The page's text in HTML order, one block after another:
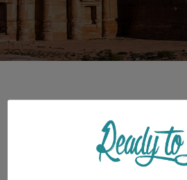
Baptiste CASANOVA